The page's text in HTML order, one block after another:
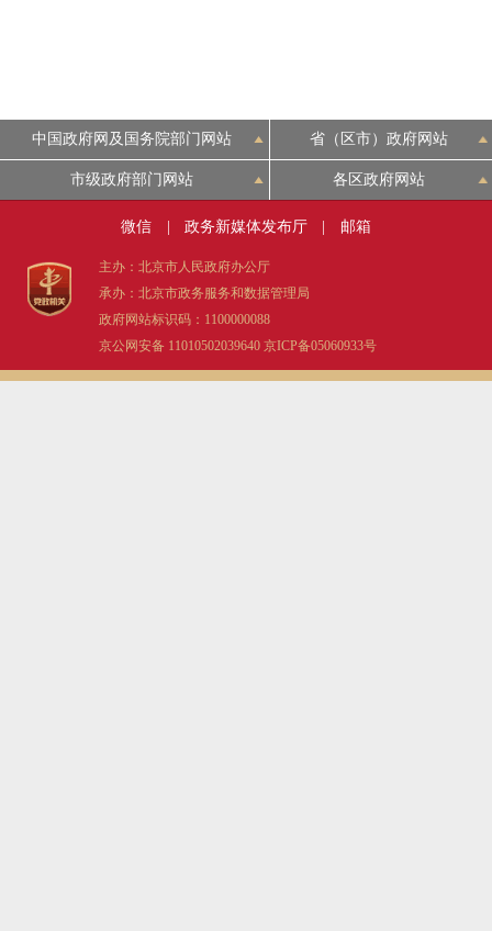
多语种
DEUTSCH
ESPAÑOL
中国政府网及国务院部门网站 省（区市）政府网站
市级政府部门网站 各区政府网站
微信 政务新媒体发布厅 邮箱
主办：北京市人民政府办公厅
承办：北京市政务服务和数据管理局
政府网站标识码：1100000088
京公网安备 11010502039640 京ICP备05060933号